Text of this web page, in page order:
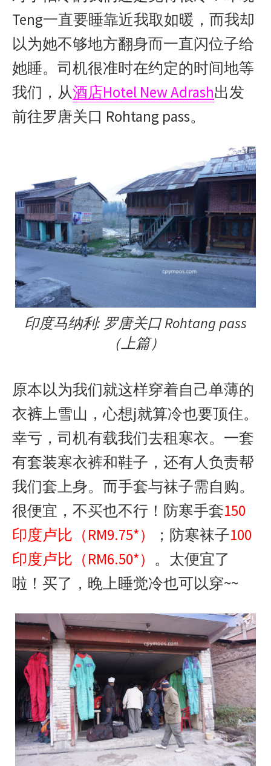
Teng一直要睡靠近我取如暖，而我却
以为她不够地方翻身而一直闪位子给
她睡。司机很准时在约定的时间地等
我们，从酒店Hotel New Adrash出发
前往罗唐关口 Rohtang pass。
印度马纳利: 罗唐关口 Rohtang pass
（上篇）
原本以为我们就这样穿着自己单薄的
衣裤上雪山，心想j就算冷也要顶住。
幸亏，司机有载我们去租寒衣。一套
有套装寒衣裤和鞋子，还有人负责帮
我们套上身。而手套与袜子需自购。
很便宜，不买也不行！防寒手套150
印度卢比（RM9.75*）
；防寒袜子100
印度卢比（RM6.50*） 。太便宜了
啦！买了，晚上睡觉冷也可以穿~~